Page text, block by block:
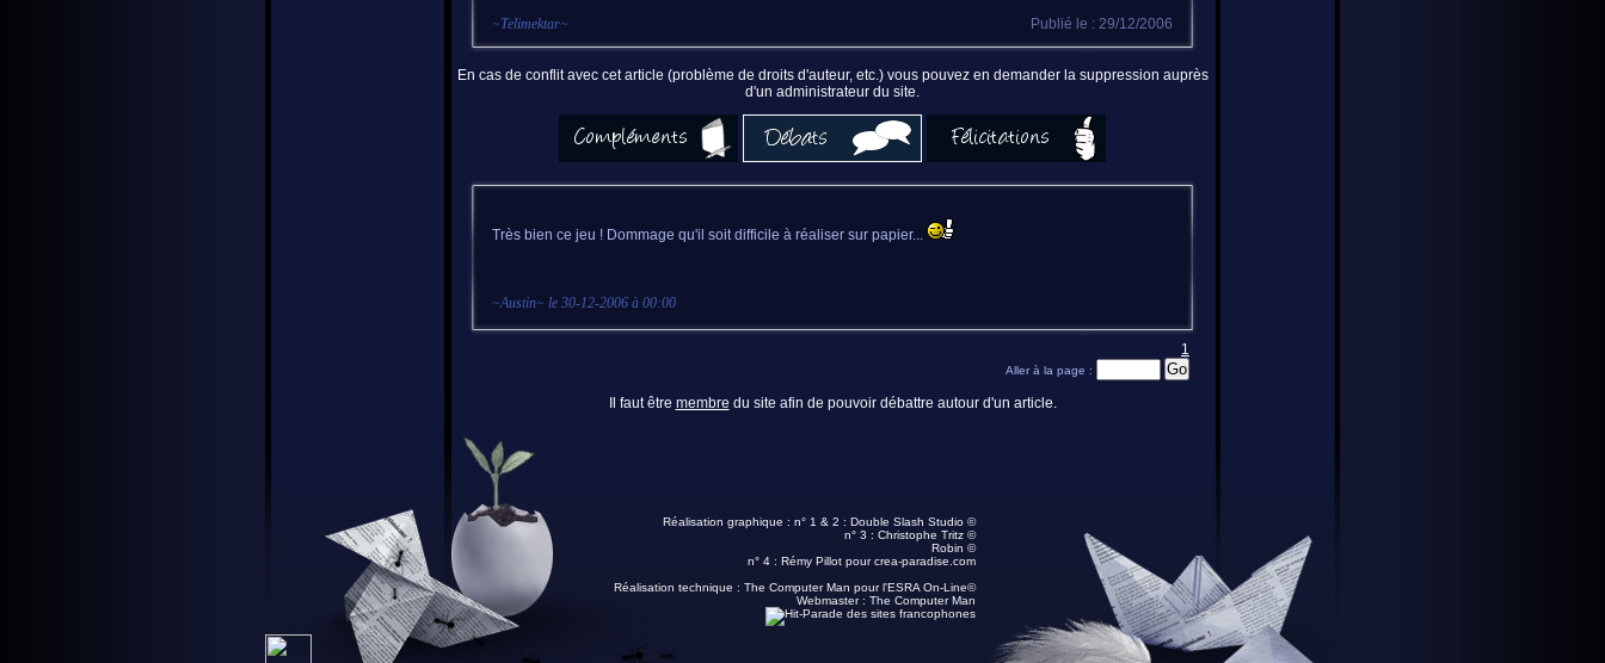
~Telimektar~ Publié le : 29/12/2006
En cas de conflit avec cet article (problème de droits d'auteur, etc.) vous pouvez en demander la suppression auprès
d'un administrateur du site.
Très bien ce jeu ! Dommage qu'il soit difficile à réaliser sur papier...
~Austin~ le 30-12-2006 à 00:00
1
Aller à la page :
Il faut être membre du site afin de pouvoir débattre autour d'un article.
Réalisation graphique : n° 1 & 2 : Double Slash Studio ©
n° 3 : Christophe Tritz ©
Robin ©
n° 4 : Rémy Pillot pour crea-paradise.com
Réalisation technique : The Computer Man pour l'ESRA On-Line©
Webmaster : The Computer Man